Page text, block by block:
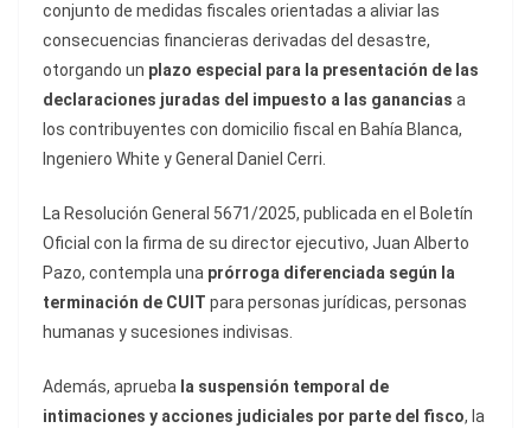
conjunto de medidas fiscales orientadas a aliviar las
consecuencias financieras derivadas del desastre,
otorgando un plazo especial para la presentación de las
declaraciones juradas del impuesto a las ganancias a
los contribuyentes con domicilio fiscal en Bahía Blanca,
Ingeniero White y General Daniel Cerri.
La Resolución General 5671/2025, publicada en el Boletín
Oficial con la firma de su director ejecutivo, Juan Alberto
Pazo, contempla una prórroga diferenciada según la
terminación de CUIT para personas jurídicas, personas
humanas y sucesiones indivisas.
Además, aprueba la suspensión temporal de
intimaciones y acciones judiciales por parte del fisco, la